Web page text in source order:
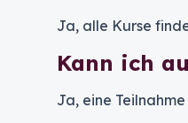
Ja, alle Kurse
Kann ich
Ja, eine